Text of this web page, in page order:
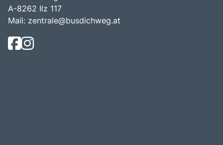
A-8262 Ilz 117
Mail: zentrale@busdichweg.at